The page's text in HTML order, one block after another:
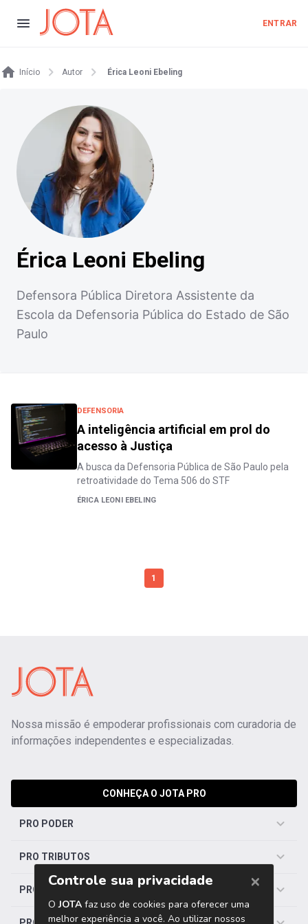
ENTRAR
Início Autor Érica Leoni Ebeling
Érica Leoni Ebeling
Defensora Pública Diretora Assistente da
Escola da Defensoria Pública do Estado de São
Paulo
DEFENSORIA
A inteligência artificial em prol do
acesso à Justiça
A busca da Defensoria Pública de São Paulo pela
retroatividade do Tema 506 do STF
ÉRICA LEONI EBELING
1
Nossa missão é empoderar profissionais com curadoria de
informações independentes e especializadas.
CONHEÇA O JOTA PRO
PRO PODER
PRO TRIBUTOS
PRO TRABALHISTA